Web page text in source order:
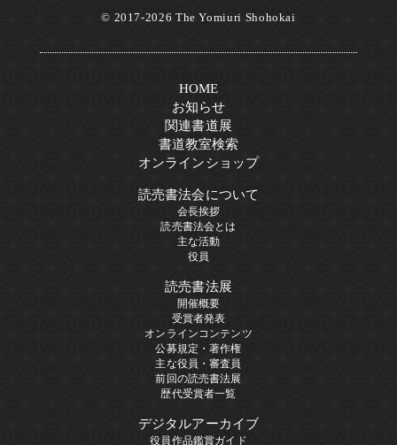
© 2017-2026 The Yomiuri Shohokai
HOME
お知らせ
関連書道展
書道教室検索
オンラインショップ
読売書法会について
会長挨拶
読売書法会とは
主な活動
役員
読売書法展
開催概要
受賞者発表
オンラインコンテンツ
公募規定・著作権
主な役員・審査員
前回の読売書法展
歴代受賞者一覧
デジタルアーカイブ
役員作品鑑賞ガイド